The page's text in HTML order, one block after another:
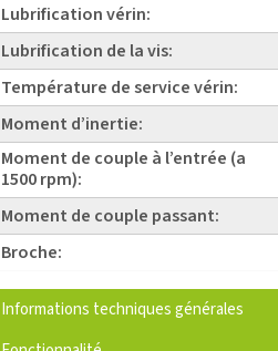
Lubrification vérin:
Lubrification de la vis:
Température de service vérin:
Moment d’inertie:
Moment de couple à l’entrée (a
1500 rpm):
Moment de couple passant:
Broche:
Informations techniques générales